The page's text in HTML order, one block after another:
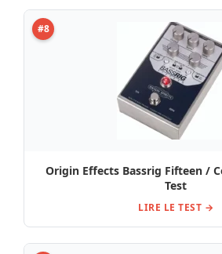
#8
Origin Effects Bassrig Fifteen /
Test
LIRE LE TEST →